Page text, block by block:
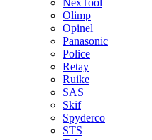
NexTool
Olimp
Opinel
Panasonic
Police
Retay
Ruike
SAS
Skif
Spyderco
STS